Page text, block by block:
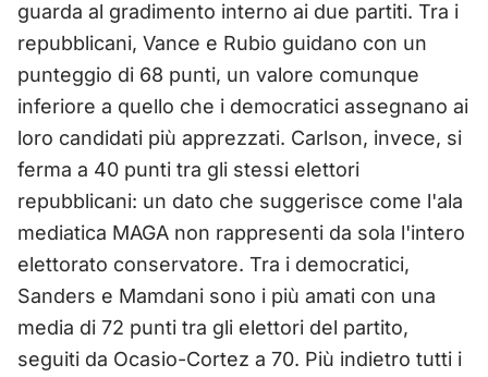
guarda al gradimento interno ai due partiti. Tra i
repubblicani, Vance e Rubio guidano con un
punteggio di 68 punti, un valore comunque
inferiore a quello che i democratici assegnano ai
loro candidati più apprezzati. Carlson, invece, si
ferma a 40 punti tra gli stessi elettori
repubblicani: un dato che suggerisce come l'ala
mediatica MAGA non rappresenti da sola l'intero
elettorato conservatore. Tra i democratici,
Sanders e Mamdani sono i più amati con una
media di 72 punti tra gli elettori del partito,
seguiti da Ocasio-Cortez a 70. Più indietro tutti i